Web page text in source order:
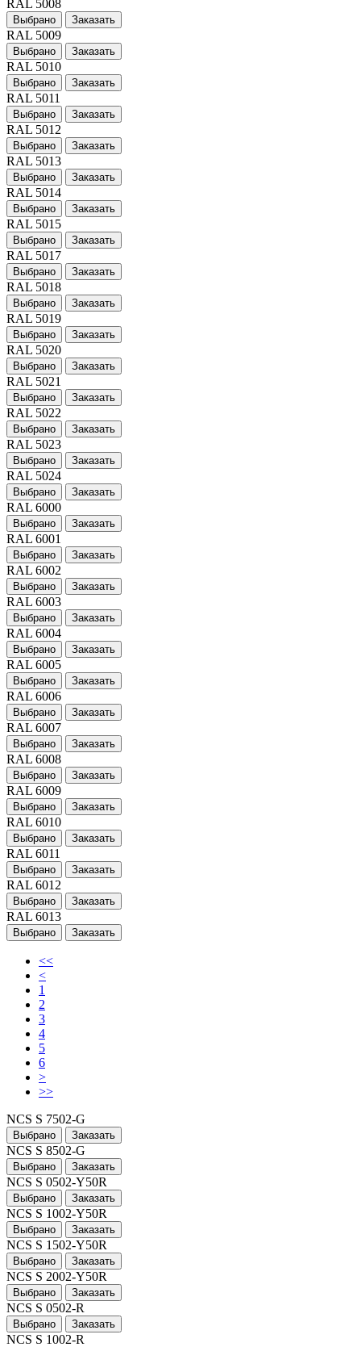
RAL 5008
Выбрано Заказать
RAL 5009
Выбрано Заказать
RAL 5010
Выбрано Заказать
RAL 5011
Выбрано Заказать
RAL 5012
Выбрано Заказать
RAL 5013
Выбрано Заказать
RAL 5014
Выбрано Заказать
RAL 5015
Выбрано Заказать
RAL 5017
Выбрано Заказать
RAL 5018
Выбрано Заказать
RAL 5019
Выбрано Заказать
RAL 5020
Выбрано Заказать
RAL 5021
Выбрано Заказать
RAL 5022
Выбрано Заказать
RAL 5023
Выбрано Заказать
RAL 5024
Выбрано Заказать
RAL 6000
Выбрано Заказать
RAL 6001
Выбрано Заказать
RAL 6002
Выбрано Заказать
RAL 6003
Выбрано Заказать
RAL 6004
Выбрано Заказать
RAL 6005
Выбрано Заказать
RAL 6006
Выбрано Заказать
RAL 6007
Выбрано Заказать
RAL 6008
Выбрано Заказать
RAL 6009
Выбрано Заказать
RAL 6010
Выбрано Заказать
RAL 6011
Выбрано Заказать
RAL 6012
Выбрано Заказать
RAL 6013
Выбрано Заказать
<<
<
1
2
3
4
5
6
>
>>
NCS S 7502-G
Выбрано Заказать
NCS S 8502-G
Выбрано Заказать
NCS S 0502-Y50R
Выбрано Заказать
NCS S 1002-Y50R
Выбрано Заказать
NCS S 1502-Y50R
Выбрано Заказать
NCS S 2002-Y50R
Выбрано Заказать
NCS S 0502-R
Выбрано Заказать
NCS S 1002-R